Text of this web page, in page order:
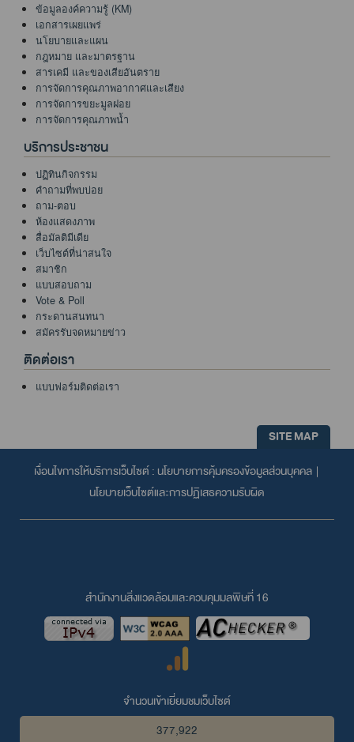
ข้อมูลองค์ความรู้ (KM)
เอกสารเผยแพร่
นโยบายและแผน
กฎหมาย และมาตรฐาน
สารเคมี และของเสียอันตราย
การจัดการคุณภาพอากาศและเสียง
การจัดการขยะมูลฝอย
การจัดการคุณภาพน้ำ
บริการประชาชน
ปฏิทินกิจกรรม
คำถามที่พบบ่อย
ถาม-ตอบ
ห้องแสดงภาพ
สื่อมัลติมีเดีย
เว็บไซต์ที่น่าสนใจ
สมาชิก
แบบสอบถาม
Vote & Poll
กระดานสนทนา
สมัครรับจดหมายข่าว
ติดต่อเรา
แบบฟอร์มติดต่อเรา
SITE MAP
เงื่อนไขการให้บริการเว็บไซต์ : นโยบายการคุ้มครองข้อมูลส่วนบุคคล |
นโยบายเว็บไซต์และการปฏิเสธความรับผิด
สำนักงานสิ่งแวดล้อมและควบคุมมลพิษที่ 16
จำนวนเข้าเยี่ยมชมเว็บไซต์
377,922